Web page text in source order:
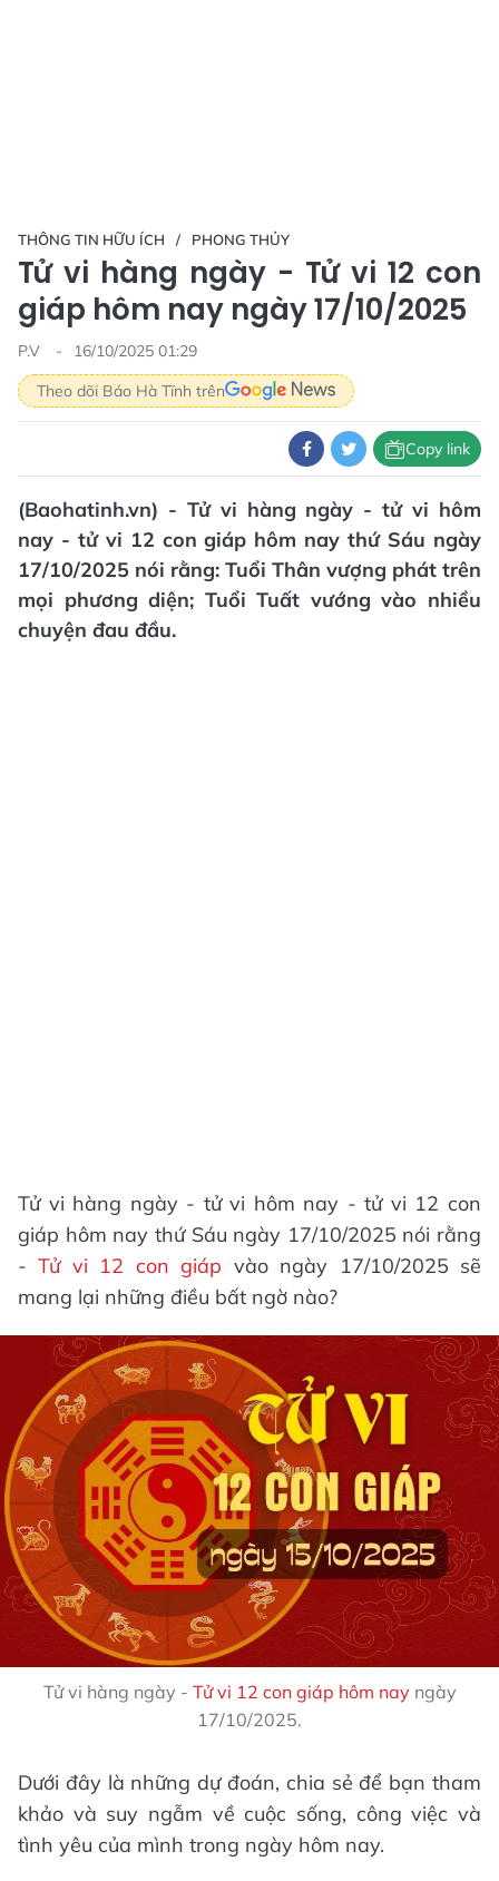
THÔNG TIN HỮU ÍCH PHONG THỦY
Tử vi hàng ngày - Tử vi 12 con
giáp hôm nay ngày 17/10/2025
P.V
16/10/2025 01:29
Theo dõi Báo Hà Tĩnh trên
Copy link
(Baohatinh.vn) - Tử vi hàng ngày - tử vi hôm
nay - tử vi 12 con giáp hôm nay thứ Sáu ngày
17/10/2025 nói rằng: Tuổi Thân vượng phát trên
mọi phương diện; Tuổi Tuất vướng vào nhiều
chuyện đau đầu.
Tử vi hàng ngày - tử vi hôm nay - tử vi 12 con
giáp hôm nay thứ Sáu ngày 17/10/2025 nói rằng
-Tử vi 12 con giáp vào ngày 17/10/2025 sẽ
mang lại những điều bất ngờ nào?
Tử vi hàng ngày - Tử vi 12 con giáp hôm nay ngày
17/10/2025.
Dưới đây là những dự đoán, chia sẻ để bạn tham
khảo và suy ngẫm về cuộc sống, công việc và
tình yêu của mình trong ngày hôm nay.